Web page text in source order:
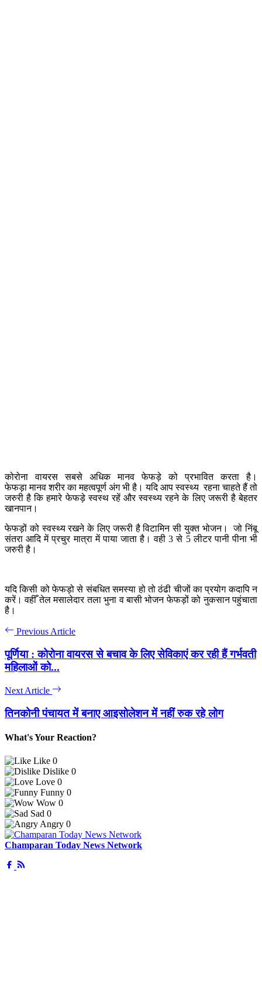
कोरोना वायरस सबसे अधिक मानव फेफड़े को प्रभावित करता है।
फेफड़ा मानव शरीर का महत्वपूर्ण अंग भी है। यदि आप स्वस्थ्य रहना चाहते हैं तो
जरुरी है कि हमारे फेफड़े स्वस्थ रहें और स्वस्थ्य रहने के लिए जरूरी है बेहतर
खानपान।
फेफड़ों को स्वस्थ्य रखने के लिए जरूरी है विटामिन सी युक्त भोजन। जो निंबू
संतरा आदि में प्रचुर मात्रा में पाया जाता है। वही 3 से 5 लीटर पानी पीना भी
जरुरी है।
यदि किसी को फेफड़ो से संबधित समस्या हो तो ठंढी चीजों का प्रयोग कदापि न
करें। वहीँ तेल मसालेदार तला भुना व बासी भोजन फेफड़ों को नुकसान पहुंचाता
है।
Previous Article
पूर्णिया : कोरोना वायरस से बचाव के लिए सेविकाएं कर रही हैं गर्भवती
महिलाओं को...
Next Article
तिनकोनी पंचायत में बनाए आइसोलेशन में नहीं रुक रहे लोग
What's Your Reaction?
Like 0
Dislike 0
Love 0
Funny 0
Wow 0
Sad 0
Angry 0
Champaran Today News Network